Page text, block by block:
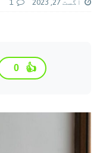
اگست 27, 2023 1
👍
0